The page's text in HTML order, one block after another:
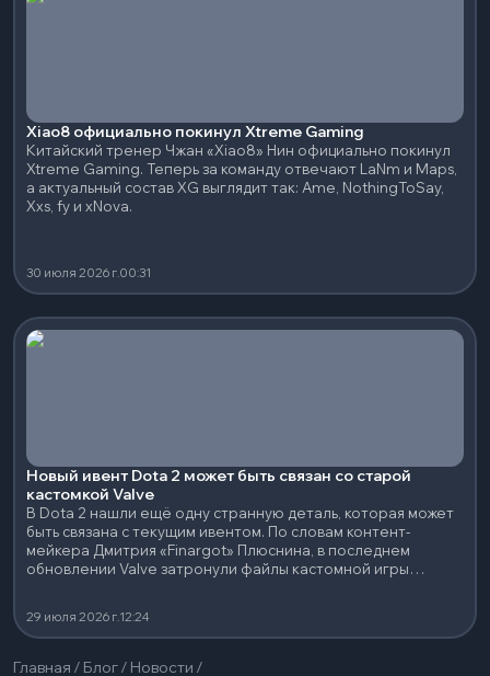
Xiao8 официально покинул Xtreme Gaming
Китайский тренер Чжан «Xiao8» Нин официально покинул
Xtreme Gaming. Теперь за команду отвечают LaNm и Maps,
а актуальный состав XG выглядит так: Ame, NothingToSay,
Xxs, fy и xNova.
30 июля 2026 г.00:31
Новый ивент Dota 2 может быть связан со старой
кастомкой Valve
В Dota 2 нашли ещё одну странную деталь, которая может
быть связана с текущим ивентом. По словам контент-
мейкера Дмитрия «Finargot» Плюснина, в последнем
обновлении Valve затронули файлы кастомной игры
29 июля 2026 г.12:24
Главная / Блог/ Новости /